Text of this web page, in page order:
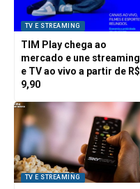
TV E STREAMING
TIM Play chega ao
mercado e une streaming
e TV ao vivo a partir de R$
9,90
TV E STREAMING